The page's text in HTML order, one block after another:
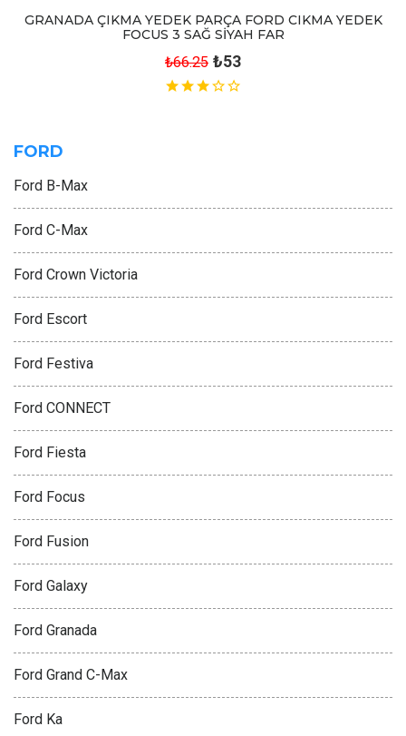
GRANADA ÇIKMA YEDEK PARÇA FORD CIKMA YEDEK
FOCUS 3 SAĞ SİYAH FAR
₺66.25 ₺53
FORD
Ford B-Max
Ford C-Max
Ford Crown Victoria
Ford Escort
Ford Festiva
Ford CONNECT
Ford Fiesta
Ford Focus
Ford Fusion
Ford Galaxy
Ford Granada
Ford Grand C-Max
Ford Ka